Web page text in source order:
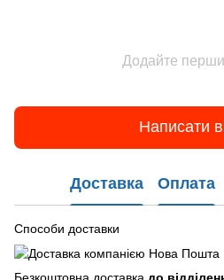
Додайте
Написати
Доставка Оплата
Способи доставки